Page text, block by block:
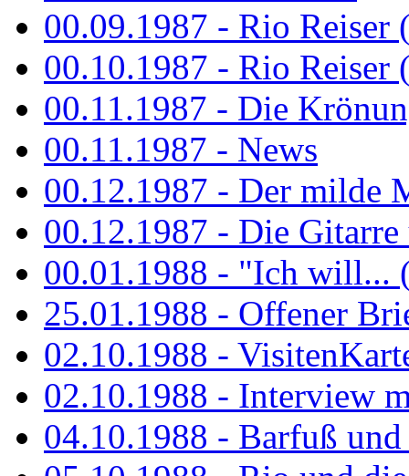
00.09.1987 - Rio Reiser
00.10.1987 - Rio Reiser
00.11.1987 - Die
00.11.1987 - News
00.12.1987 - Der milde
00.12.1987 - Die Gitarre
00.01.1988 - "Ich will...
25.01.1988 - Offener
02.10.1988 -
02.10.1988 - Interview
04.10.1988 - Barfuß und